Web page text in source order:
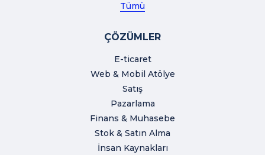
Tümü
ÇÖZÜMLER
E-ticaret
Web & Mobil Atölye
Satış
Pazarlama
Finans & Muhasebe
Stok & Satın Alma
İnsan Kaynakları